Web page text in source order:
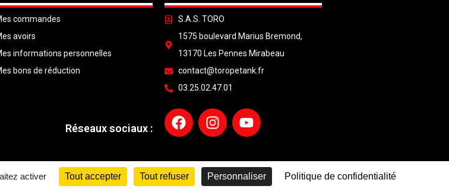
commandes
avoirs
informations personnelles
bons de réduction
S.A.S. TORO
1575 boulevard Marius Bremond,
13170 Les Pennes Mirabeau
contact@toropetank.fr
03.25.02.47.01
Réseaux sociaux :
Services| Tout droit réservé |Mentions Légales
activer Tout accepter Tout refuser Personnaliser Politique de confidentialité